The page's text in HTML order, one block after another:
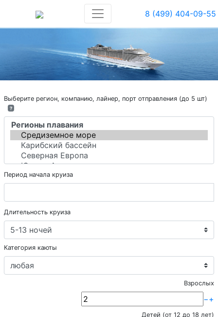
8 (499) 404-09-55
Выберите регион, компанию, лайнер, порт отправления (до 5 шт)
?
Период начала круиза
Длительность круиза
Категория каюты
Взрослых
−+
Детей (от 12 до 18 лет)